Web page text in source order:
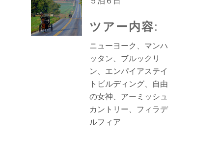
ツアー内容:
ニューヨーク、マンハ
ッタン、ブルックリ
ン、エンパイアステイ
トビルディング、自由
の女神、アーミッシュ
カントリー、フィラデ
ルフィア